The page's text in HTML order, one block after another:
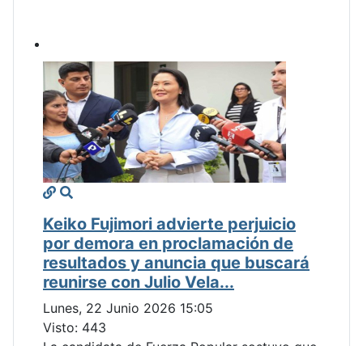
Keiko Fujimori advierte perjuicio
por demora en proclamación de
resultados y anuncia que buscará
reunirse con Julio Vela...
Lunes, 22 Junio 2026 15:05
Visto: 443